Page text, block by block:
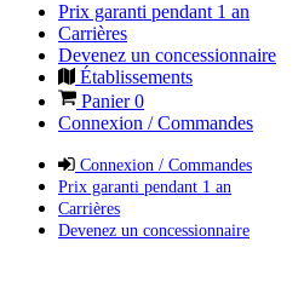
Prix garanti pendant 1 an
Carrières
Devenez un concessionnaire
Établissements
Panier0
Connexion / Commandes
Connexion / Commandes
Prix garanti pendant 1 an
Carrières
Devenez un concessionnaire